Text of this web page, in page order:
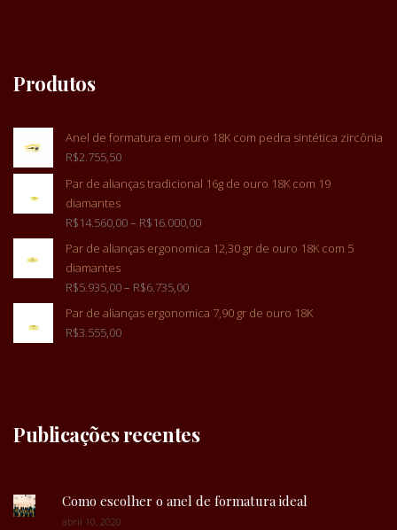
Produtos
Anel de formatura em ouro 18K com pedra sintética zircônia
R$2.755,50
Par de alianças tradicional 16g de ouro 18K com 19
diamantes
R$14.560,00– R$16.000,00
Par de alianças ergonomica 12,30 gr de ouro 18K com 5
diamantes
R$5.935,00– R$6.735,00
Par de alianças ergonomica 7,90 gr de ouro 18K
R$3.555,00
Publicações recentes
Como escolher o anel de formatura ideal
abril 10, 2020